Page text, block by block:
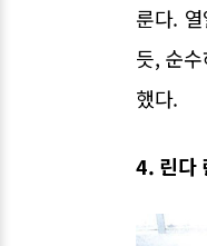
룬다.
듯, 순
했다.
4. 린다